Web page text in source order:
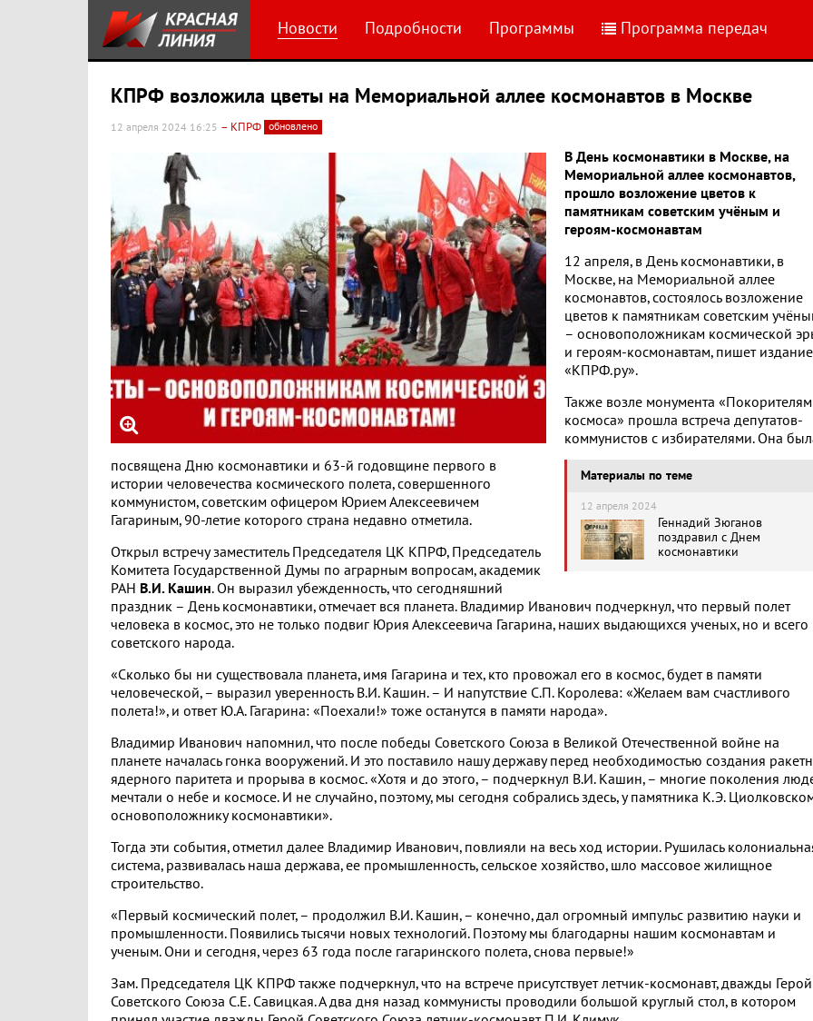
Новости Подробности Программы Программа передач
КПРФ возложила цветы на Мемориальной аллее космонавтов в Москве
12 апреля 2024 16:25 – КПРФ обновлено
В День космонавтики в Москве, на
Мемориальной аллее космонавтов,
прошло возложение цветов к
памятникам советским учёным и
героям-космонавтам
Материалы по теме
12 апреля 2024
Геннадий Зюганов
поздравил с Днем
космонавтики
12 апреля, в День космонавтики, в
Москве, на Мемориальной аллее
космонавтов, состоялось возложение
цветов к памятникам советским
– основоположникам космической
и героям-космонавтам, пишет издание
«КПРФ.ру».
Также возле монумента «Покорителям
космоса» прошла встреча депутатов-
коммунистов с избирателями. Она
посвящена Дню космонавтики и 63-й годовщине первого в
истории человечества космического полета, совершенного
коммунистом, советским офицером Юрием Алексеевичем
Гагариным, 90-летие которого страна недавно отметила.
Открыл встречу заместитель Председателя ЦК КПРФ, Председатель
Комитета Государственной Думы по аграрным вопросам, академик
РАН В.И. Кашин. Он выразил убежденность, что сегодняшний
праздник – День космонавтики, отмечает вся планета. Владимир Иванович подчеркнул, что первый полет
человека в космос, это не только подвиг Юрия Алексеевича Гагарина, наших выдающихся ученых, но и всего
советского народа.
«Сколько бы ни существовала планета, имя Гагарина и тех, кто провожал его в космос, будет в памяти
человеческой, – выразил уверенность В.И. Кашин. – И напутствие С.П. Королева: «Желаем вам счастливого
полета!», и ответ Ю.А. Гагарина: «Поехали!» тоже останутся в памяти народа».
Владимир Иванович напомнил, что после победы Советского Союза в Великой Отечественной войне на
планете началась гонка вооружений. И это поставило нашу державу перед необходимостью создания
ядерного паритета и прорыва в космос. «Хотя и до этого, – подчеркнул В.И. Кашин, – многие поколения
мечтали о небе и космосе. И не случайно, поэтому, мы сегодня собрались здесь, у памятника К.Э.
основоположнику космонавтики».
Тогда эти события, отметил далее Владимир Иванович, повлияли на весь ход истории. Рушилась
система, развивалась наша держава, ее промышленность, сельское хозяйство, шло массовое жилищное
строительство.
«Первый космический полет, – продолжил В.И. Кашин, – конечно, дал огромный импульс развитию науки и
промышленности. Появились тысячи новых технологий. Поэтому мы благодарны нашим космонавтам и
ученым. Они и сегодня, через 63 года после гагаринского полета, снова первые!»
Зам. Председателя ЦК КПРФ также подчеркнул, что на встрече присутствует летчик-космонавт, дважды Герой
Советского Союза С.Е. Савицкая. А два дня назад коммунисты проводили большой круглый стол, в котором